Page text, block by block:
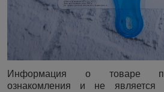
Информация о товаре
ознакомления и не является